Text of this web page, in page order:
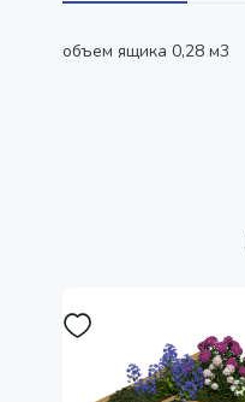
объем ящика 0,28 м3